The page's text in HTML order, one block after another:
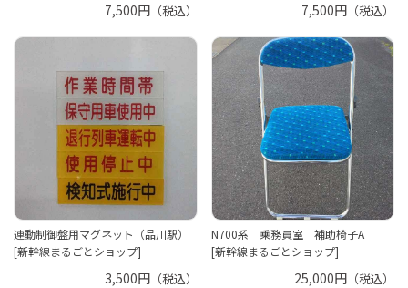
7,500円（税込） 7,500円 （税込）
連動制御盤用マグネット（品川駅）
[新幹線まるごとショップ]
3,500円（税込）
N700系 乗務員室 補助椅子A
[新幹線まるごとショップ]
25,000円 （税込）